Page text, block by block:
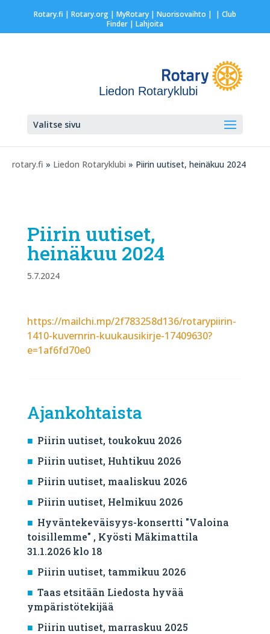
Rotary.fi | Rotary.org| MyRotary | Nuorisovaihto | | Club
Finder| Lahjoita
Liedon Rotaryklubi
Valitse sivu
rotary.fi » Liedon Rotaryklubi » Piirin uutiset, heinäkuu 2024
Piirin uutiset,
heinäkuu 2024
5.7.2024
https://mailchi.mp/2f783258d136/rotarypiirin-
1410-kuvernrin-kuukausikirje-17409630?
e=1af6fd70e0
Ajankohtaista
Piirin uutiset, toukokuu 2026
Piirin uutiset, Huhtikuu 2026
Piirin uutiset, maaliskuu 2026
Piirin uutiset, Helmikuu 2026
Hyväntekeväisyys-konsertti "Valoina
toisillemme" , Kyösti Mäkimattila
31.1.2026 klo 18
Piirin uutiset, tammikuu 2026
Taas etsitään Liedosta hyvää
ympäristötekijää
Piirin uutiset, marraskuu 2025